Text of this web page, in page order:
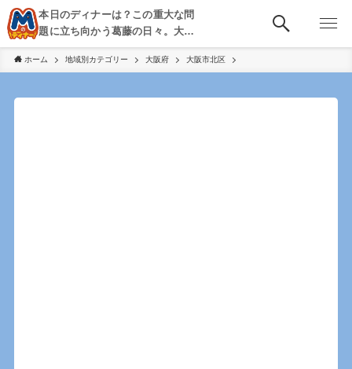
本日のディナーは？この重大な問
題に立ち向かう葛藤の日々。大
阪・京都・神戸を中心とした食べ
歩き、飲み歩きを綴る。
ホーム 地域別カテゴリー 大阪府 大阪市北区